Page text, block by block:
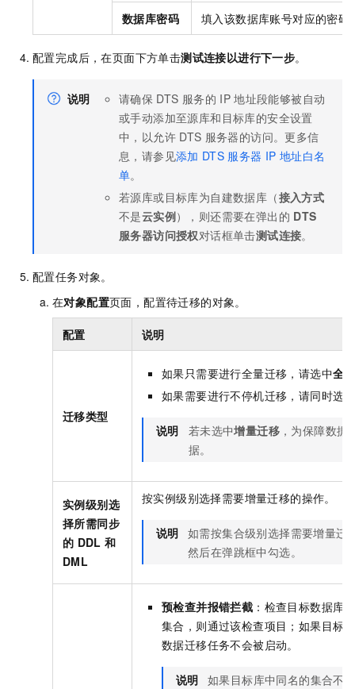
数据库密码 填入该数据库账号对应的密码
配置完成后，在页面下方单击测试连接以进行下一步。
说明 请确保 DTS 服务的 IP 地址段能够被自动
或手动添加至源库和目标库的安全设置
中，以允许 DTS 服务器的访问。更多信
息，请参见添加 DTS 服务器 IP 地址白名
单。
若源库或目标库为自建数据库（接入方式
不是云实例），则还需要在弹出的 DTS
服务器访问授权对话框单击测试连接。
配置任务对象。
在对象配置页面，配置待迁移的对象。
配置 说明
迁移类型
如果只需要进行全量迁移，请选中全
如果需要进行不停机迁移，请同时选中
说明 若未选中增量迁移 ，为保障数
据。
实例级别选
择所需同步
的 DDL 和
DML
按实例级别选择需要增量迁移的操作。
说明 如需按集合级别选择需要增量迁
然后在弹跳框中勾选。
预检查并报错拦截 ：检查目标数据库
集合，则通过该检查项目；如果目标
数据迁移任务不会被启动。
说明 如果目标库中同名的集合不